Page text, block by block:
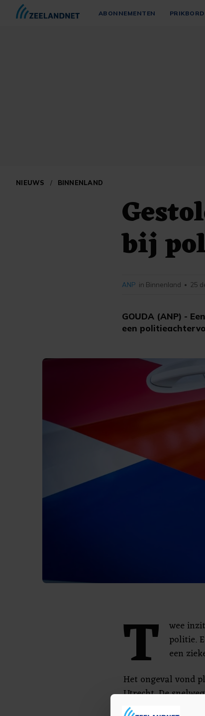
ABONNEMENTEN PRIKBORD
NIEUWS / BINNENLAND
bij
GOUDA (ANP) -
een
ANP in Binnenland • 25
T
wee
politie.
een
Het ongeval vond
Utrecht. De
afgesloten voor